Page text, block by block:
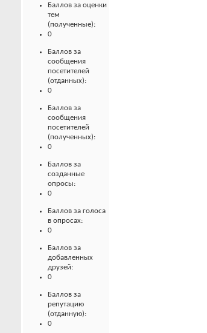
Баллов за оценки
тем
(полученные):
0
Баллов за
сообщения
посетителей
(отданных):
0
Баллов за
сообщения
посетителей
(полученных):
0
Баллов за
созданные
опросы:
0
Баллов за голоса
в опросах:
0
Баллов за
добавленных
друзей:
0
Баллов за
репутацию
(отданную):
0